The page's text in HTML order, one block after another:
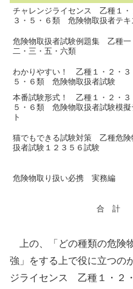
チャレンジライセンス 乙種１・
３・５・６類 危険物取扱者テキ
危険物取扱者試験例題集 乙種一
二・三・五・六類
わかりやすい！ 乙種１・２・３
５・６類 危険物取扱者試験
本番試験形式！ 乙種１・２・３
５・６類 危険物取扱者試験模擬
ト
猫でもできる試験対策 乙種危険
扱者試験１２３５６試験
危険物取り扱い必携 実務編
合 計
上の、「どの種類の危険
強」をする上で役に立つの
ジライセンス 乙種１・２